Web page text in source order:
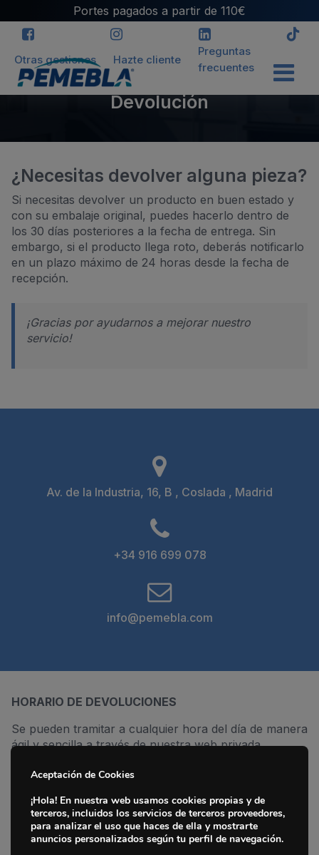
Portes pagados a partir de 110€
Otras gestiones Hazte cliente
Preguntas
frecuentes
Marcas
Fabricantes
Devolución
¿Necesitas devolver alguna pieza?
Si necesitas devolver un producto en buen estado y
con su embalaje original, puedes hacerlo dentro de
los 30 días posteriores a la fecha de entrega. Sin
embargo, si el producto llega roto, deberás notificarlo
en un plazo máximo de 24 horas desde la fecha de
recepción.
¡Gracias por ayudarnos a mejorar nuestro
servicio!
Av. de la Industria, 16, B , Coslada , Madrid
+34 916 699 078
info@pemebla.com
HORARIO DE DEVOLUCIONES
Se pueden tramitar a cualquier hora del día de manera
ágil y sencilla a través de nuestra web privada.
POLÍTICA DE DEVOLUCIONES
Les recordamos que no se aceptarán devoluciones
pasados30 díasdesde la fecha del albarán. Dichas
devoluciones deben ser acordadas con Pemebla y en
su embalaje original.
Aceptación de Cookies
¡Hola! En nuestra web usamos cookies propias y de
terceros, incluidos los servicios de terceros proveedores,
para analizar el uso que haces de ella y mostrarte
anuncios personalizados según tu perfil de navegación.